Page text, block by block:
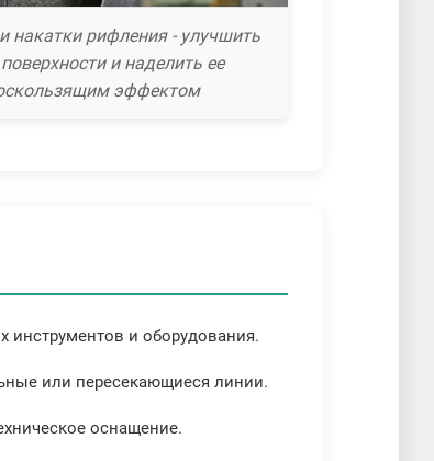
накатки рифления - улучшить
и наделить ее
эффектом
инструментов и оборудования.
или пересекающиеся линии.
оснащение.